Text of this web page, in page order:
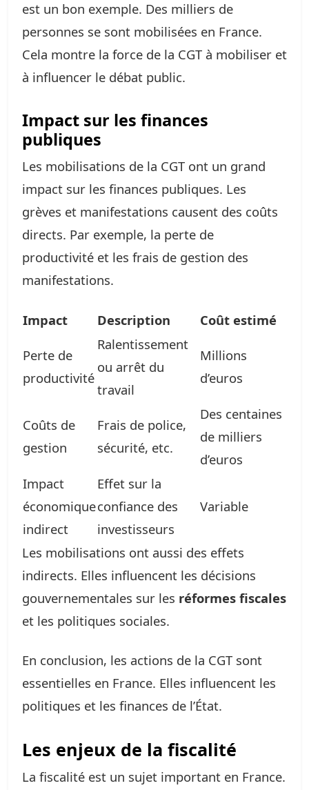
est un bon exemple. Des milliers de
personnes se sont mobilisées en France.
Cela montre la force de la CGT à mobiliser et
à influencer le débat public.
Impact sur les finances
publiques
Les mobilisations de la CGT ont un grand
impact sur les finances publiques. Les
grèves et manifestations causent des coûts
directs. Par exemple, la perte de
productivité et les frais de gestion des
manifestations.
Impact Description Coût estimé
Perte de
productivité
Ralentissement
ou arrêt du
travail
Millions
d’euros
Coûts de
gestion
Frais de police,
sécurité, etc.
Des centaines
de milliers
d’euros
Impact
économique
indirect
Effet sur la
confiance des
investisseurs
Variable
Les mobilisations ont aussi des effets
indirects. Elles influencent les décisions
gouvernementales sur les réformes fiscales
et les politiques sociales.
En conclusion, les actions de la CGT sont
essentielles en France. Elles influencent les
politiques et les finances de l’État.
Les enjeux de la fiscalité
La fiscalité est un sujet important en France.